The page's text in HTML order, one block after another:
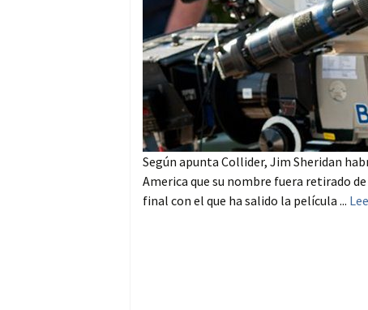
Según apunta Collider, Jim Sheridan
America que su nombre fuera retirado
final con el que ha salido la película ...